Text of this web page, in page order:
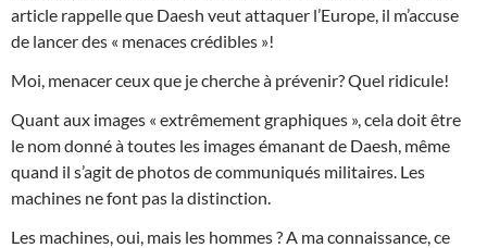
article rappelle que Daesh veut attaquer l’Europe, il m’accuse
de lancer des « menaces crédibles »!
Moi, menacer ceux que je cherche à prévenir? Quel ridicule!
Quant aux images « extrêmement graphiques », cela doit être
le nom donné à toutes les images émanant de Daesh, même
quand il s’agit de photos de communiqués militaires. Les
machines ne font pas la distinction.
Les machines, oui, mais les hommes ? A ma connaissance, ce